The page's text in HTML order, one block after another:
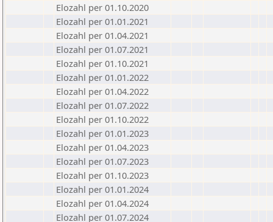
Elozahl per 01.10.2020
Elozahl per 01.01.2021
Elozahl per 01.04.2021
Elozahl per 01.07.2021
Elozahl per 01.10.2021
Elozahl per 01.01.2022
Elozahl per 01.04.2022
Elozahl per 01.07.2022
Elozahl per 01.10.2022
Elozahl per 01.01.2023
Elozahl per 01.04.2023
Elozahl per 01.07.2023
Elozahl per 01.10.2023
Elozahl per 01.01.2024
Elozahl per 01.04.2024
Elozahl per 01.07.2024